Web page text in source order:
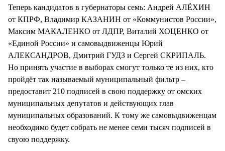
Теперь кандидатов в губернаторы семь: Андрей АЛЁХИН
от КПРФ, Владимир КАЗАНИН от «Коммунистов России»,
Максим МАКАЛЕНКО от ЛДПР, Виталий ХОЦЕНКО от
«Единой России» и самовыдвиженцы Юрий
АЛЕКСАНДРОВ, Дмитрий ГУДЗ и Сергей СКРИПАЛЬ.
Но принять участие в выборах смогут только те из них, кто
пройдёт так называемый муниципальный фильтр –
предоставит 210 подписей в свою поддержку от омских
муниципальных депутатов и действующих глав
муниципальных образований. К тому же самовыдвиженцам
необходимо будет собрать не менее семи тысяч подписей в
свуою поддержку.